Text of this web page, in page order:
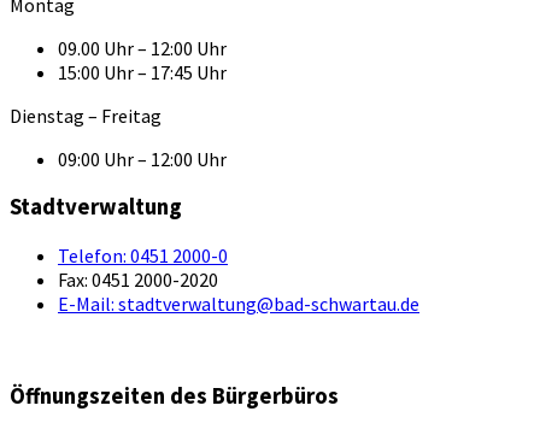
09.00 Uhr – 12:00 Uhr
15:00 Uhr – 17:45 Uhr
Dienstag – Freitag
09:00 Uhr – 12:00 Uhr
Stadtverwaltung
Telefon: 0451 2000-0
Fax: 0451 2000-2020
E-Mail: stadtverwaltung@bad-schwartau.de
Öffnungszeiten des Bürgerbüros